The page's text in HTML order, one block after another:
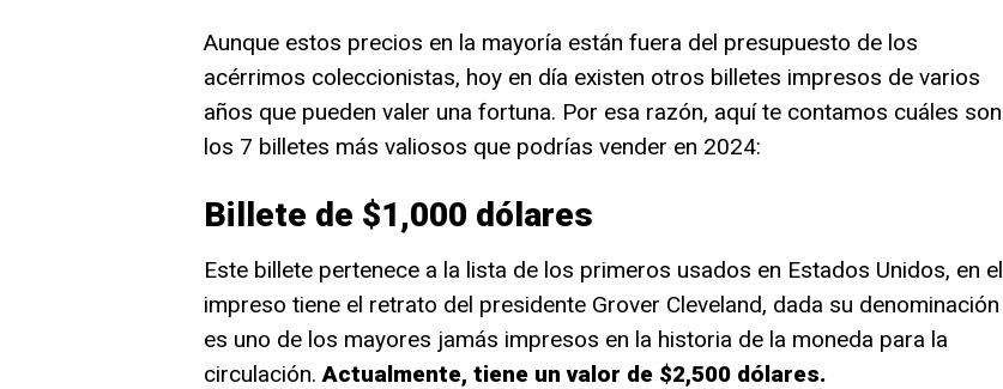
Aunque estos precios en la mayoría están fuera del presupuesto de los
acérrimos coleccionistas, hoy en día existen otros billetes impresos de varios
años que pueden valer una fortuna. Por esa razón, aquí te contamos cuáles son
los 7 billetes más valiosos que podrías vender en 2024:
Billete de $1,000 dólares
Este billete pertenece a la lista de los primeros usados en Estados Unidos, en el
impreso tiene el retrato del presidente Grover Cleveland, dada su denominación
es uno de los mayores jamás impresos en la historia de la moneda para la
circulación.Actualmente, tiene un valor de $2,500 dólares.